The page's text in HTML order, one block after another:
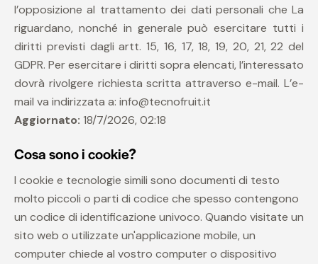
l’opposizione al trattamento dei dati personali che La
riguardano, nonché in generale può esercitare tutti i
diritti previsti dagli artt. 15, 16, 17, 18, 19, 20, 21, 22 del
GDPR. Per esercitare i diritti sopra elencati, l’interessato
dovrà rivolgere richiesta scritta attraverso e-mail. L’e-
mail va indirizzata a: info@tecnofruit.it
Aggiornato: 18/7/2026, 02:18
Cosa sono i cookie?
I cookie e tecnologie simili sono documenti di testo
molto piccoli o parti di codice che spesso contengono
un codice di identificazione univoco. Quando visitate un
sito web o utilizzate un'applicazione mobile, un
computer chiede al vostro computer o dispositivo